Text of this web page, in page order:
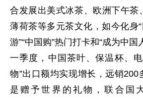
合发展出美式冰茶、欧洲下午茶
薄荷茶等多元茶文化，如今化身“
游”“中国购”热门打卡和“成为中国
一季度，中国茶叶、保温杯、
物”出口额均实现增长，远销200
是赠予世界的礼物，联合国